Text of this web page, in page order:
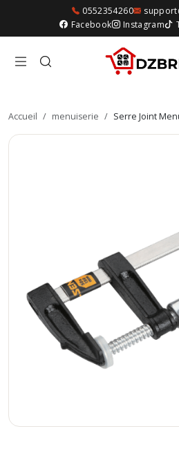
0552354260
Facebook
Instagram
Accueil / menuiserie / Serre Joint